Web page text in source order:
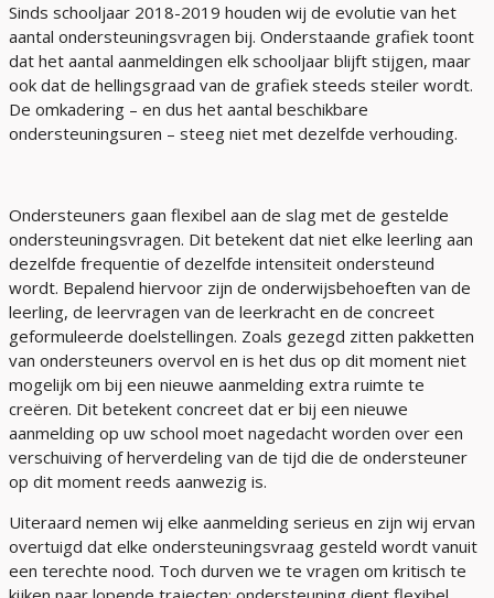
Sinds schooljaar 2018-2019 houden wij de evolutie van het
aantal ondersteuningsvragen bij. Onderstaande grafiek toont
dat het aantal aanmeldingen elk schooljaar blijft stijgen, maar
ook dat de hellingsgraad van de grafiek steeds steiler wordt.
De omkadering – en dus het aantal beschikbare
ondersteuningsuren – steeg niet met dezelfde verhouding.
Ondersteuners gaan flexibel aan de slag met de gestelde
ondersteuningsvragen. Dit betekent dat niet elke leerling aan
dezelfde frequentie of dezelfde intensiteit ondersteund
wordt. Bepalend hiervoor zijn de onderwijsbehoeften van de
leerling, de leervragen van de leerkracht en de concreet
geformuleerde doelstellingen. Zoals gezegd zitten pakketten
van ondersteuners overvol en is het dus op dit moment niet
mogelijk om bij een nieuwe aanmelding extra ruimte te
creëren. Dit betekent concreet dat er bij een nieuwe
aanmelding op uw school moet nagedacht worden over een
verschuiving of herverdeling van de tijd die de ondersteuner
op dit moment reeds aanwezig is.
Uiteraard nemen wij elke aanmelding serieus en zijn wij ervan
overtuigd dat elke ondersteuningsvraag gesteld wordt vanuit
een terechte nood. Toch durven we te vragen om kritisch te